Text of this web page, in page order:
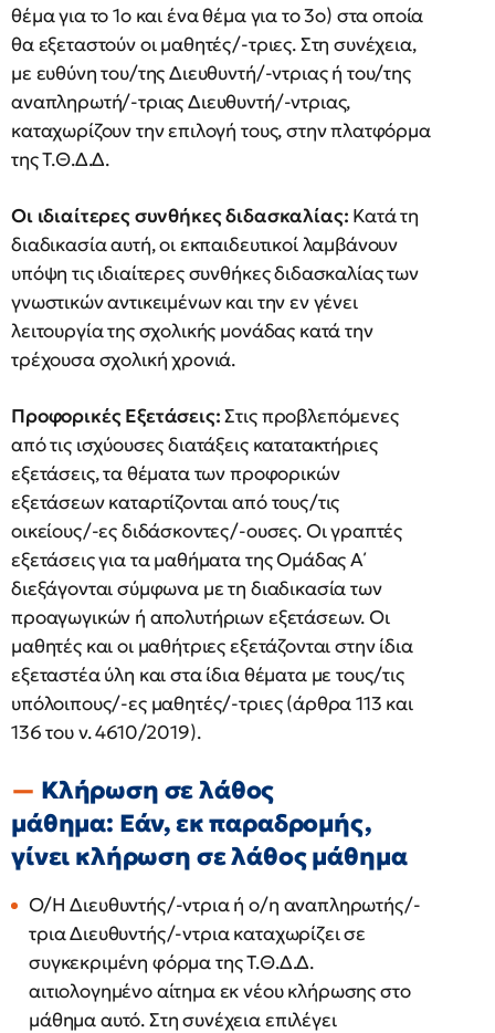
θέμα για το 1ο και ένα θέμα για το 3ο) στα οποία
θα εξεταστούν οι μαθητές/-τριες. Στη συνέχεια,
με ευθύνη του/της Διευθυντή/-ντριας ή του/της
αναπληρωτή/-τριας Διευθυντή/-ντριας,
καταχωρίζουν την επιλογή τους, στην πλατφόρμα
της Τ.Θ.Δ.Δ.
Οι ιδιαίτερες συνθήκες διδασκαλίας: Κατά τη
διαδικασία αυτή, οι εκπαιδευτικοί λαμβάνουν
υπόψη τις ιδιαίτερες συνθήκες διδασκαλίας των
γνωστικών αντικειμένων και την εν γένει
λειτουργία της σχολικής μονάδας κατά την
τρέχουσα σχολική χρονιά.
Προφορικές Εξετάσεις:Στις προβλεπόμενες
από τις ισχύουσες διατάξεις κατατακτήριες
εξετάσεις, τα θέματα των προφορικών
εξετάσεων καταρτίζονται από τους/τις
οικείους/-ες διδάσκοντες/-ουσες. Οι γραπτές
εξετάσεις για τα μαθήματα της Ομάδας Α΄
διεξάγονται σύμφωνα με τη διαδικασία των
προαγωγικών ή απολυτήριων εξετάσεων. Οι
μαθητές και οι μαθήτριες εξετάζονται στην ίδια
εξεταστέα ύλη και στα ίδια θέματα με τους/τις
υπόλοιπους/-ες μαθητές/-τριες (άρθρα 113 και
136 του ν. 4610/2019).
Κλήρωση σε λάθος
μάθημα: Εάν, εκ παραδρομής,
γίνει κλήρωση σε λάθος μάθημα
Ο/Η Διευθυντής/-ντρια ή ο/η αναπληρωτής/-
τρια Διευθυντής/-ντρια καταχωρίζει σε
συγκεκριμένη φόρμα της Τ.Θ.Δ.Δ.
αιτιολογημένο αίτημα εκ νέου κλήρωσης στο
μάθημα αυτό. Στη συνέχεια επιλέγει